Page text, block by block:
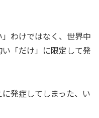
わけではなく、世界中
「だけ」に限定して発
発症してしまった、い